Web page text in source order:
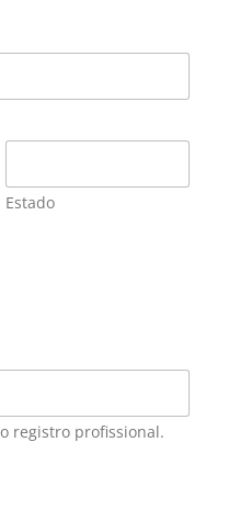
Estado
registro profissional.